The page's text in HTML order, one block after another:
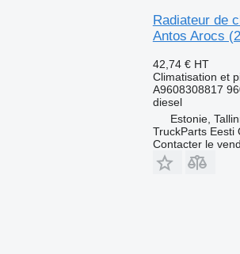
Radiateur de
Antos Arocs
42,74 € HT
Climatisation et
A9608308817
diesel
Estonie,
TruckParts Eesti
Contacter le